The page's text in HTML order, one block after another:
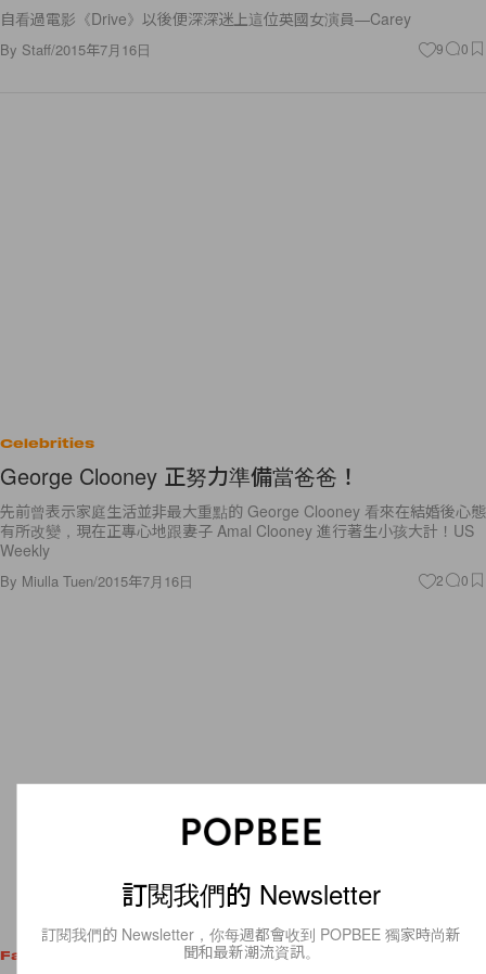
自看過電影《Drive》以後便深深迷上這位英國女演員—Carey
By Staff/2015年7月16日 9 0
Celebrities
George Clooney 正努力準備當爸爸！
先前曾表示家庭生活並非最大重點的 George Clooney 看來在結婚後心態
有所改變，現在正專心地跟妻子 Amal Clooney 進行著生小孩大計！US
Weekly
By Miulla Tuen/2015年7月16日 2 0
Fashion
訂閱我們的 Newsletter
訂閱我們的 Newsletter，你每週都會收到 POPBEE 獨家時尚新
聞和最新潮流資訊。